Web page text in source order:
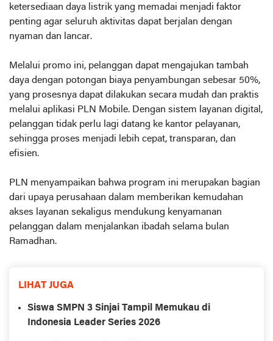
ketersediaan daya listrik yang memadai menjadi faktor
penting agar seluruh aktivitas dapat berjalan dengan
nyaman dan lancar.
Melalui promo ini, pelanggan dapat mengajukan tambah
daya dengan potongan biaya penyambungan sebesar 50%,
yang prosesnya dapat dilakukan secara mudah dan praktis
melalui aplikasi PLN Mobile. Dengan sistem layanan digital,
pelanggan tidak perlu lagi datang ke kantor pelayanan,
sehingga proses menjadi lebih cepat, transparan, dan
efisien.
PLN menyampaikan bahwa program ini merupakan bagian
dari upaya perusahaan dalam memberikan kemudahan
akses layanan sekaligus mendukung kenyamanan
pelanggan dalam menjalankan ibadah selama bulan
Ramadhan.
LIHAT JUGA
Siswa SMPN 3 Sinjai Tampil Memukau di
Indonesia Leader Series 2026